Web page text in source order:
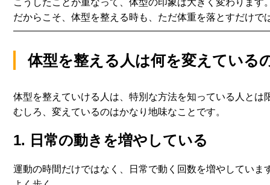
こうしたことが重なって、体型の印象は大きく変わります
だからこそ、体型を整える時も、 ただ体重を落とすだけで
体型を整える人は何を変えている
体型を整えていける人は、特別な方法を知っている人とは
むしろ、変えているのはかなり地味なことです。
1. 日常の動きを増やしている
運動の時間だけではなく、日常で動く回数を増やしていま